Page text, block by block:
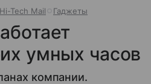
Hi-Tech Mail Гаджеты
умных часов
компании.